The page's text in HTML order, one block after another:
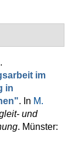
im
in
. In M.
und
. Münster: